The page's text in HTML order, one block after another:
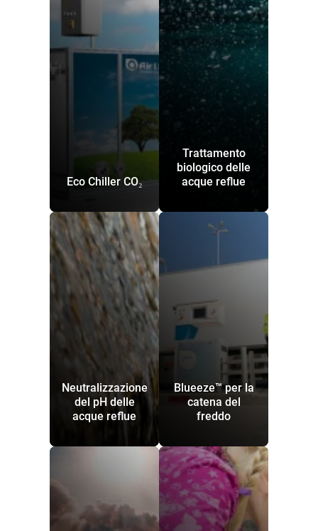
Eco Chiller CO₂
Trattamento
biologico delle
acque reflue
Neutralizzazione
del pH delle
acque reflue
Blueeze™ per la
catena del
freddo